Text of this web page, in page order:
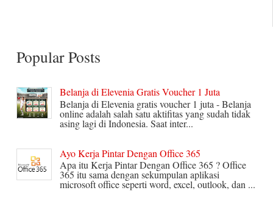
Popular Posts
Belanja di Elevenia Gratis Voucher 1 Juta
Belanja di Elevenia gratis voucher 1 juta - Belanja
online adalah salah satu aktifitas yang sudah tidak
asing lagi di Indonesia. Saat inter...
Ayo Kerja Pintar Dengan Office 365
Apa itu Kerja Pintar Dengan Office 365 ? Office
365 itu sama dengan sekumpulan aplikasi
microsoft office seperti word, excel, outlook, dan ...